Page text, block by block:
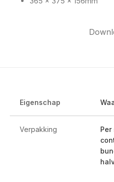
Eigenschap
Verpakking
Per